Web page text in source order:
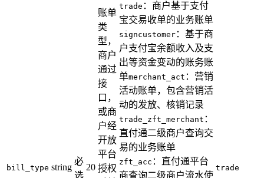
bill_type string
必
选
20
账单
类
型，
商户
通过
接
口，
或商
户经
开放
平台
授权
trade ：商户基于支付
宝交易收单的业务账单
signcustomer ：基于商
户支付宝余额收入及支
出等资金变动的账务账
单merchant_act ：营销
活动账单，包含营销活
动的发放、核销记录
trade_zft_merchant ：
直付通二级商户查询交
易的业务账单
zft_acc ：直付通平台
商查询二级商户流水使
trade